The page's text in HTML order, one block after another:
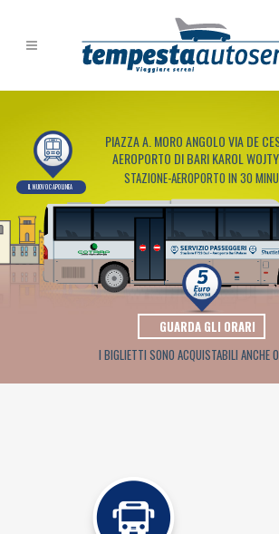
I BIGLIETTI SONO ACQUISTABILI ANCHE
AEROPORTO DI BARI KAROL
IL NUOVO CAPOLINEA
STAZIONE-AEROPORTO IN 30
GUARDA GLI ORARI
PIAZZA A. MORO ANGOLO VIA DE